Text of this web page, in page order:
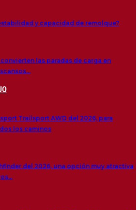
y capacidad de remolque?
convierten las paradas de carga en
Trailsport AWD del 2026, para
los caminos
del 2026, una opción muy atractiva